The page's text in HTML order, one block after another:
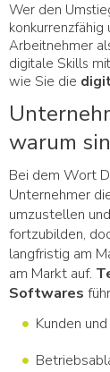
Wer den
Arbeitnehmer
digitale Skills
wie Sie die
warum
Bei dem Wort
Unternehmer
umzustellen
fortzubilden,
langfristig am
am Markt auf.
Softwares
Kunden